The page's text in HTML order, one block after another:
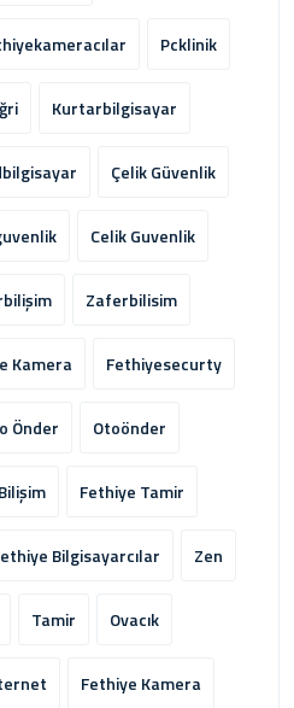
Pcklinik
Kurtarbilgisayar
Çelik Güvenlik
Celik Guvenlik
Zaferbilisim
Kamera Fethiyesecurty
Önder Otoönder
Fethiye Tamir
Bilgisayarcılar Zen
Tamir Ovacık
Fethiye Kamera